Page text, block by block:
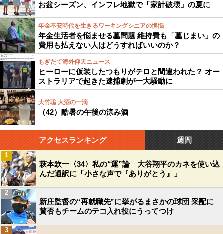
お盆シーズン、インフレ地獄で「家計破壊」の夏に
年金不安時代を生きるワーキングシニアの懊悩
年金生活者を悩ませる墓問題 維持費も「墓じまい」の
費用も払えない人はどうすればいいのか？
もぎたて海外仰天ニュース
ヒーローに仮装したつもりがテロと間違われた？ オー
ストラリアで起きた逮捕劇が一大騒動に
大竹聡 大酒の一滴
（42）酷暑の午後の涼み酒
アクセスランキング 週間
萩本欽一〈34〉私の“運”論 大谷翔平のカネを使い込
んだ通訳に「小さな声で『ありがとう』」
1
新庄監督の“再就職先”に挙がるまさかの球団 采配に
賛否もチームのテコ入れ役にうってつけ
2
3